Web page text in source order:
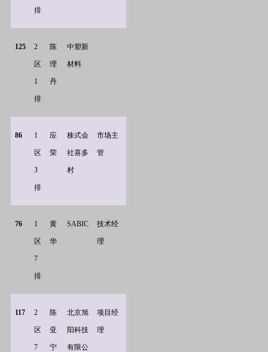
排
125 2
区
1
排
陈
理
丹
中塑新
材料
86 1
区
3
排
应
荣
株式会
社喜多
村
市场主
管
76 1
区
7
排
黄
华
SABIC 技术经
理
117 2
区
7
陈
亚
宁
北京旭
阳科技
有限公
项目经
理